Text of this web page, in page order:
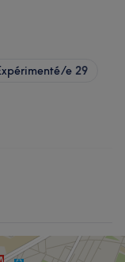
e 29